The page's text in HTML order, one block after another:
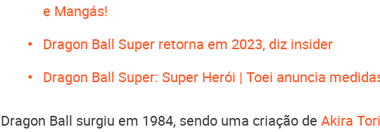
e Mangás!
Dragon Ball Super retorna em 2023, diz insider
Dragon Ball Super: Super Herói | Toei anuncia
Dragon Ball surgiu em 1984, sendo uma criação de Akira